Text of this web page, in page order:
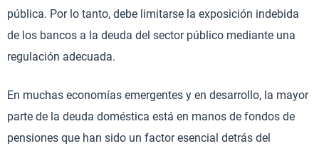
pública. Por lo tanto, debe limitarse la exposición indebida
de los bancos a la deuda del sector público mediante una
regulación adecuada.
En muchas economías emergentes y en desarrollo, la mayor
parte de la deuda doméstica está en manos de fondos de
pensiones que han sido un factor esencial detrás del